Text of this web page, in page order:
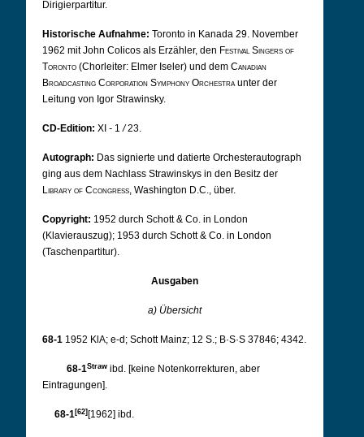
Dirigierpartitur.
Historische Aufnahme: Toronto in Kanada 29. November
1962 mit John Colicos als Erzähler, den Festival Singers of
Toronto (Chorleiter: Elmer Iseler) und dem Canadian
Broadcasting Corporation Symphony Orchestraunter der
Leitung von Igor Strawinsky.
CD-Edition: XI - 1/23.
Autograph: Das signierte und datierte Orchesterautograph
ging aus dem Nachlass Strawinskys in den Besitz der
Library of Ccongress, Washington D.C., über.
Copyright: 1952 durch Schott & Co. in London
(Klavierauszug); 1953 durch Schott & Co. in London
(Taschenpartitur).
Ausgaben
a) Übersicht
68-1 1952 KlA; e-d; Schott Mainz; 12 S.; B·S·S 37846; 4342.
68-1Straw ibd. [keine Notenkorrekturen, aber
Eintragungen].
68-1[62] [1962] ibd.